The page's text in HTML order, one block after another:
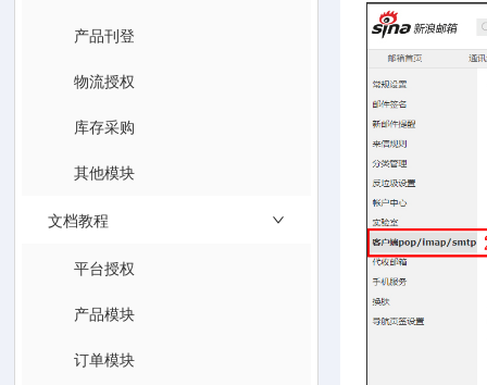
产品刊登
物流授权
库存采购
其他模块
文档教程
平台授权
产品模块
订单模块